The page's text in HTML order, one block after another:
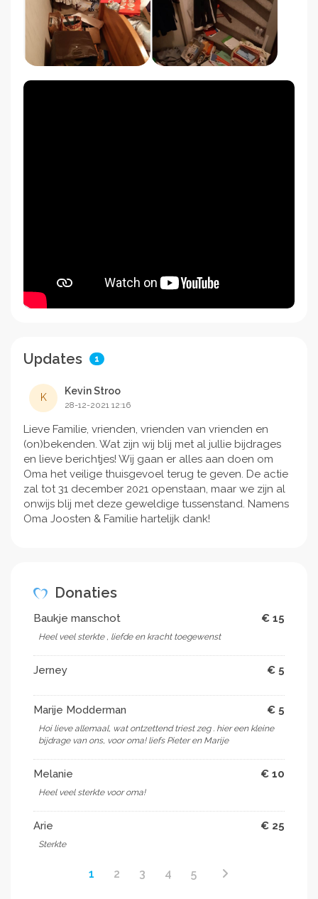
Updates 1
K
Kevin Stroo
28-12-2021 12:16
Lieve Familie, vrienden, vrienden van vrienden en
(on)bekenden. Wat zijn wij blij met al jullie bijdrages
en lieve berichtjes! Wij gaan er alles aan doen om
Oma het veilige thuisgevoel terug te geven. De actie
zal tot 31 december 2021 openstaan, maar we zijn al
onwijs blij met deze geweldige tussenstand. Namens
Oma Joosten & Familie hartelijk dank!
Donaties
Baukje manschot € 15
Heel veel sterkte , liefde en kracht toegewenst
Jerney € 5
Marije Modderman € 5
Hoi lieve allemaal, wat ontzettend triest zeg . hier een kleine
bijdrage van ons, voor oma! liefs Pieter en Marije
Melanie € 10
Heel veel sterkte voor oma!
Arie € 25
Sterkte
1 2 3 4 5